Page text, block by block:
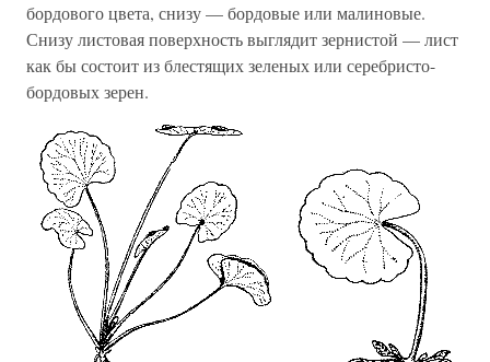
бордового цвета, снизу — бордовые или малиновые.
Снизу листовая поверхность выглядит зернистой — лист
как бы состоит из блестящих зеленых или серебристо-
бордовых зерен.